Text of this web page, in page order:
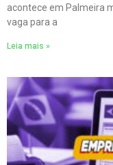
acontece em Palmeira
vaga para a
Leia mais »